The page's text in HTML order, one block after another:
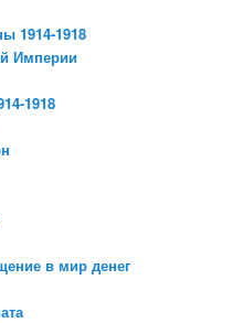
1914-1918
Империи
1918
в мир денег